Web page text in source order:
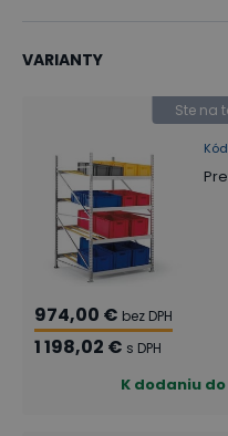
VARIANTY
Kód
Ste na
974,00 € bez DPH
1 198,02 € s DPH
K dodaniu